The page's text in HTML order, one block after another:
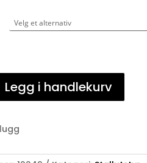
Legg i handlekurv